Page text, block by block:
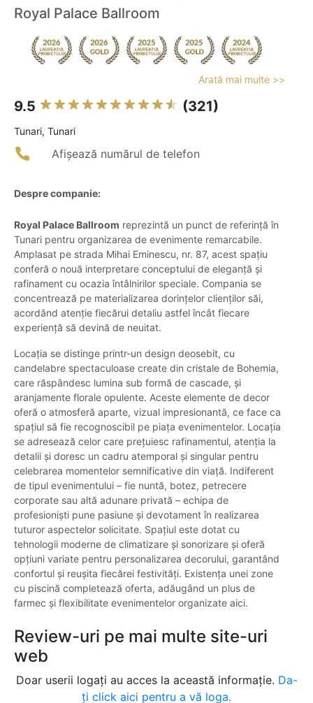
Royal Palace Ballroom
Arată mai multe >>
9.5 (321)
Tunari, Tunari
Afișează numărul de telefon
Despre companie:
Royal Palace Ballroom reprezintă un punct de referință în
Tunari pentru organizarea de evenimente remarcabile.
Amplasat pe strada Mihai Eminescu, nr. 87, acest spațiu
conferă o nouă interpretare conceptului de eleganță și
rafinament cu ocazia întâlnirilor speciale. Compania se
concentrează pe materializarea dorințelor clienților săi,
acordând atenție fiecărui detaliu astfel încât fiecare
experiență să devină de neuitat.
Locația se distinge printr-un design deosebit, cu
candelabre spectaculoase create din cristale de Bohemia,
care răspândesc lumina sub formă de cascade, și
aranjamente florale opulente. Aceste elemente de decor
oferă o atmosferă aparte, vizual impresionantă, ce face ca
spațiul să fie recognoscibil pe piața evenimentelor. Locația
se adresează celor care prețuiesc rafinamentul, atenția la
detalii și doresc un cadru atemporal și singular pentru
celebrarea momentelor semnificative din viață. Indiferent
de tipul evenimentului – fie nuntă, botez, petrecere
corporate sau altă adunare privată – echipa de
profesioniști pune pasiune și devotament în realizarea
tuturor aspectelor solicitate. Spațiul este dotat cu
tehnologii moderne de climatizare și sonorizare și oferă
opțiuni variate pentru personalizarea decorului, garantând
confortul și reușita fiecărei festivități. Existența unei zone
cu piscină completează oferta, adăugând un plus de
farmec și flexibilitate evenimentelor organizate aici.
Review-uri pe mai multe site-uri
web
Doar userii logați au acces la această informație. Da-
ți click aici pentru a vă loga.